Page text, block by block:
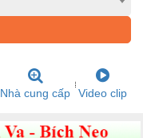
Nhà cung cấp Video clip